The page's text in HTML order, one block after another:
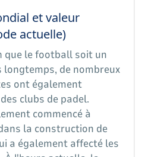
et valeur
actuelle)
que le football soit un
de nombreux
ont également
clubs de padel.
commencé à
la construction de
a également affecté les